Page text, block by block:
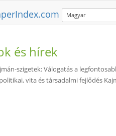
Magyar
és hírek
szigetek: Válogatás a
vita és társadalmi fejlődés